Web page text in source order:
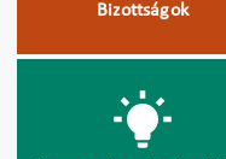
Bizottságok